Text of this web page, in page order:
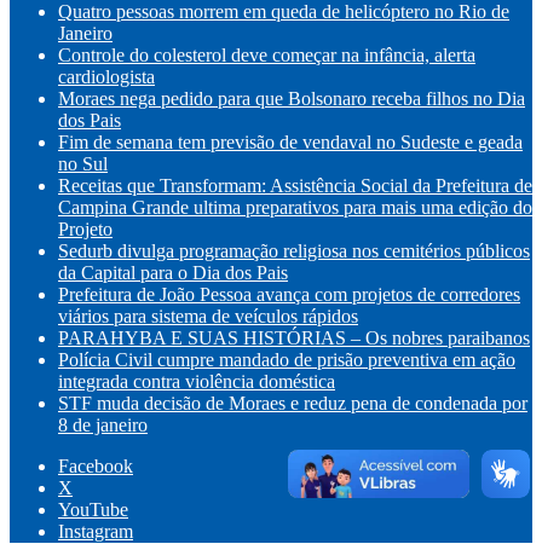
Quatro pessoas morrem em queda de helicóptero no Rio de
Janeiro
Controle do colesterol deve começar na infância, alerta
cardiologista
Moraes nega pedido para que Bolsonaro receba filhos no Dia
dos Pais
Fim de semana tem previsão de vendaval no Sudeste e geada
no Sul
Receitas que Transformam: Assistência Social da Prefeitura de
Campina Grande ultima preparativos para mais uma edição do
Projeto
Sedurb divulga programação religiosa nos cemitérios públicos
da Capital para o Dia dos Pais
Prefeitura de João Pessoa avança com projetos de corredores
viários para sistema de veículos rápidos
PARAHYBA E SUAS HISTÓRIAS – Os nobres paraibanos
Polícia Civil cumpre mandado de prisão preventiva em ação
integrada contra violência doméstica
STF muda decisão de Moraes e reduz pena de condenada por
8 de janeiro
Facebook
X
YouTube
Instagram